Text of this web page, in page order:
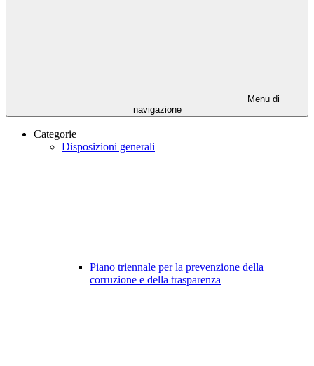
Menu di
navigazione
Categorie
Disposizioni generali
Piano triennale per la prevenzione della
corruzione e della trasparenza